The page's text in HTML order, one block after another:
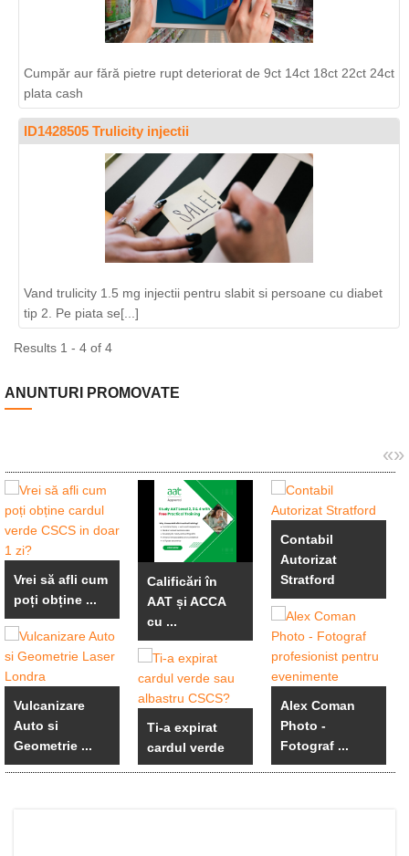
Cumpăr aur fără pietre rupt deteriorat de 9ct 14ct 18ct 22ct 24ct
plata cash
ID1428505 Trulicity injectii
Vand trulicity 1.5 mg injectii pentru slabit si persoane cu diabet
tip 2. Pe piata se[...]
Results 1 - 4 of 4
ANUNTURI PROMOVATE
«»
Vrei să afli cum
poți obține ...
Vulcanizare
Auto si
Geometrie ...
Calificări în
AAT și ACCA
cu ...
Ti-a expirat
cardul verde
sau ...
Contabil
Autorizat
Stratford
Alex Coman
Photo -
Fotograf ...